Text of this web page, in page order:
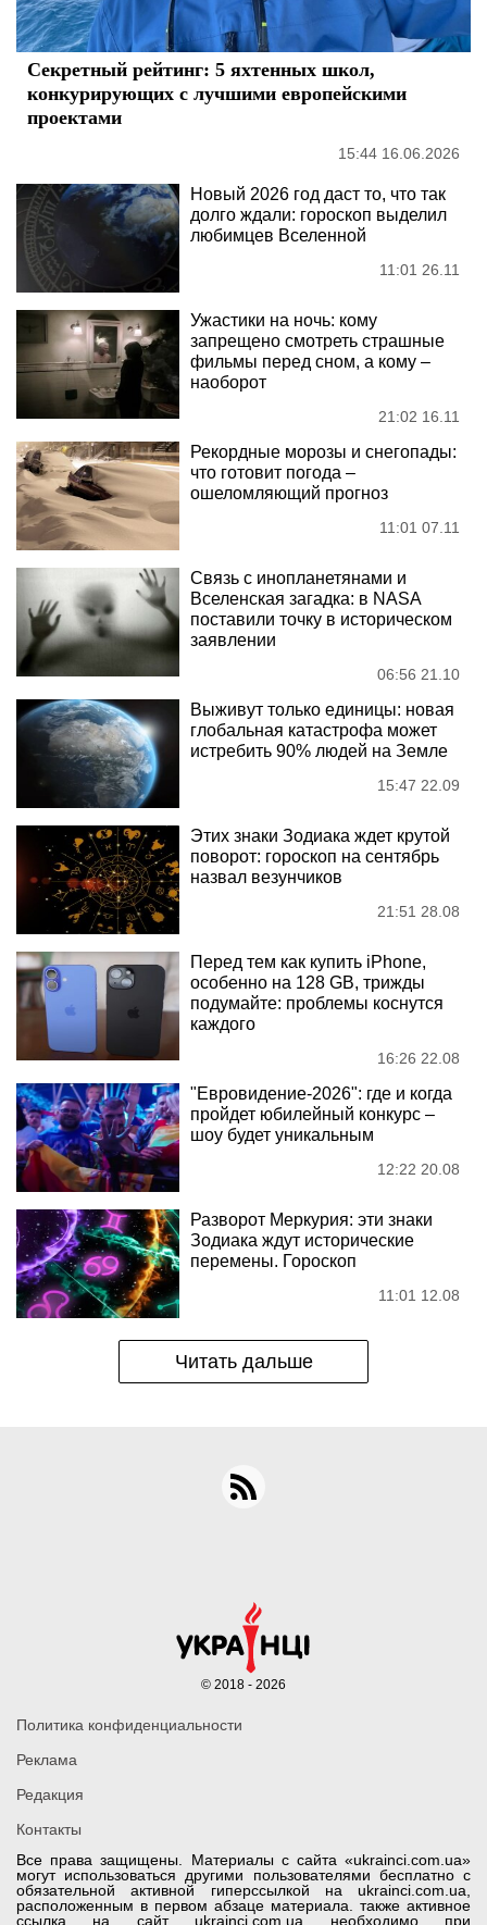
Секретный рейтинг: 5 яхтенных школ,
конкурирующих с лучшими европейскими
проектами
15:44 16.06.2026
Новый 2026 год даст то, что так
долго ждали: гороскоп выделил
любимцев Вселенной
11:01 26.11
Ужастики на ночь: кому
запрещено смотреть страшные
фильмы перед сном, а кому –
наоборот
21:02 16.11
Рекордные морозы и снегопады:
что готовит погода –
ошеломляющий прогноз
11:01 07.11
Связь с инопланетянами и
Вселенская загадка: в NASA
поставили точку в историческом
заявлении
06:56 21.10
Выживут только единицы: новая
глобальная катастрофа может
истребить 90% людей на Земле
15:47 22.09
Этих знаки Зодиака ждет крутой
поворот: гороскоп на сентябрь
назвал везунчиков
21:51 28.08
Перед тем как купить iPhone,
особенно на 128 GB, трижды
подумайте: проблемы коснутся
каждого
16:26 22.08
"Евровидение-2026": где и когда
пройдет юбилейный конкурс –
шоу будет уникальным
12:22 20.08
Разворот Меркурия: эти знаки
Зодиака ждут исторические
перемены. Гороскоп
11:01 12.08
Читать дальше
Все права защищены. Материалы с сайта «ukrainci.com.ua»
могут использоваться другими пользователями бесплатно с
обязательной активной гиперссылкой на ukrainci.com.ua,
расположенным в первом абзаце материала. также активное
ссылка на сайт ukrainci.com.ua необходимо при
Политика конфиденциальности
Реклама
Редакция
Контакты
© 2018 - 2026